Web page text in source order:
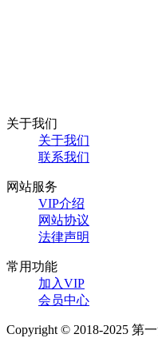
关于我们
关于我们
联系我们
网站服务
VIP介绍
网站协议
法律声明
常用功能
加入VIP
会员中心
Copyright © 2018-2025 第